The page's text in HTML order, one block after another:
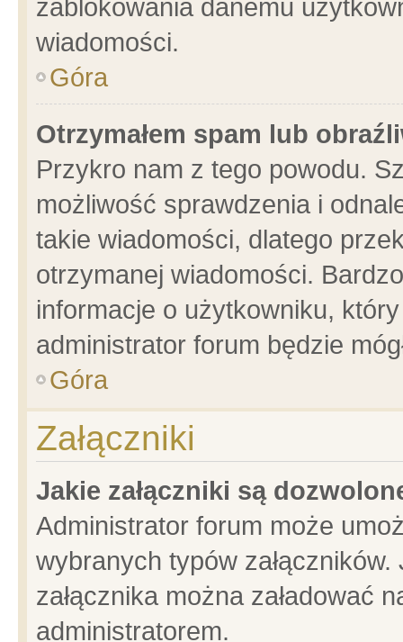
zablokowania danemu
wiadomości.
Góra
Otrzymałem spam lub
Przykro nam z tego powodu.
możliwość sprawdzenia i
takie wiadomości, dlatego
otrzymanej wiadomości.
informacje o użytkowniku,
administrator forum będzie
Góra
Załączniki
Jakie załączniki są
Administrator forum może
wybranych typów
załącznika można załadować
administratorem.